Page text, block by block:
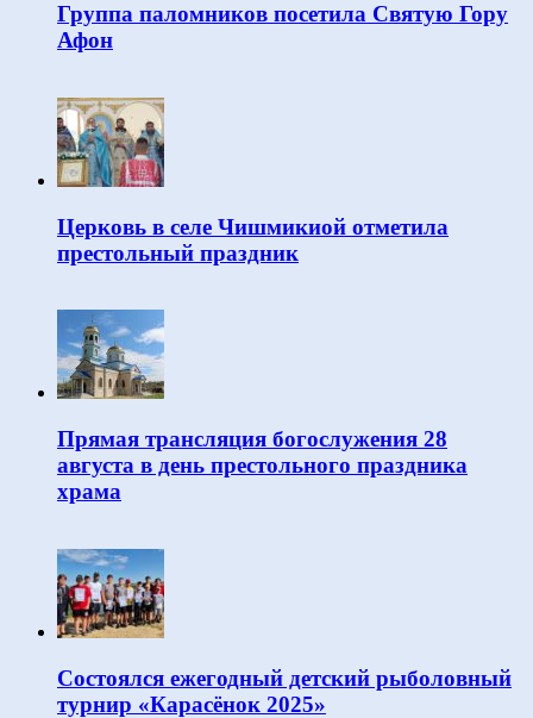
Группа паломников посетила Святую Гору
Афон
Церковь в селе Чишмикиой отметила
престольный праздник
Прямая трансляция богослужения 28
августа в день престольного праздника
храма
Состоялся ежегодный детский рыболовный
турнир «Карасёнок 2025»